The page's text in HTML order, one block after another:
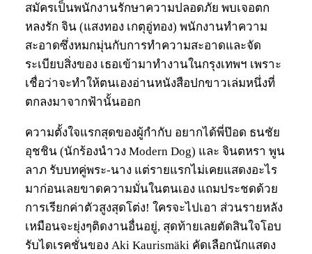
สมัครเป็นพนักงานรักษาความปลอดภัย พบเจอตก
หลงรัก จิน (แสงทอง เกตุอู่ทอง) พนักงานทำความ
สะอาดซึ่งหมกมุ่นกับการทำความสะอาดและจัด
ระเบียบสิ่งของ เธอเข้ามาทำงานในกรุงเทพฯ เพราะ
เชื่อว่าจะทำให้ตนเองอ่านหนังสือปกขาวเล่มหนึ่งที่
ตกลงมาจากฟ้านั้นออก
ความตั้งใจแรกสุดของผู้กำกับ อยากได้พี่ป๊อด ธนชัย
อุชชิน (นักร้องนำวง Modern Dog) และ จินตหรา พูน
ลาภ รับบทคู่พระ-นาง แต่รายแรกไม่เคยแสดงอะไร
มาก่อนเลยขาดความมั่นในตนเอง แถมประชดด้วย
การเรียกค่าตัวสูงสุดโต่ง! ใครจะไปเอา ส่วนรายหลัง
เหมือนจะยุ่งๆติดงานอื่นอยู่, สุดท้ายเลยตัดสินใจโอบ
รับไดเรคชั่นของ Aki Kaurismäki คัดเลือกนักแสดง